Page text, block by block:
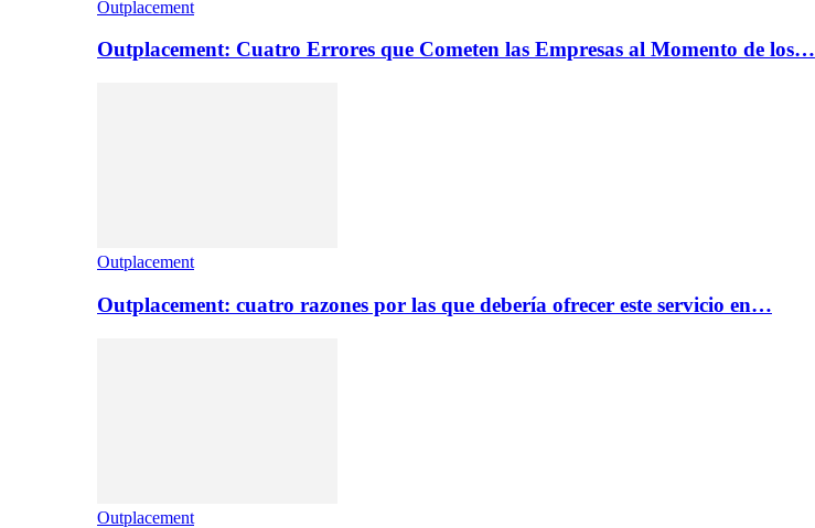
Outplacement
Outplacement: Cuatro Errores que Cometen las Empresas al Momento de los…
Outplacement
Outplacement: cuatro razones por las que debería ofrecer este servicio en…
Outplacement